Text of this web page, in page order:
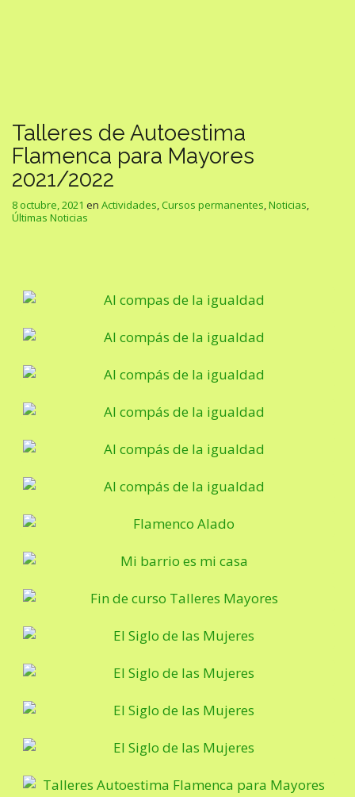
Talleres de Autoestima
Flamenca para Mayores
2021/2022
8 octubre, 2021 en Actividades,Cursos permanentes,Noticias,
Últimas Noticias